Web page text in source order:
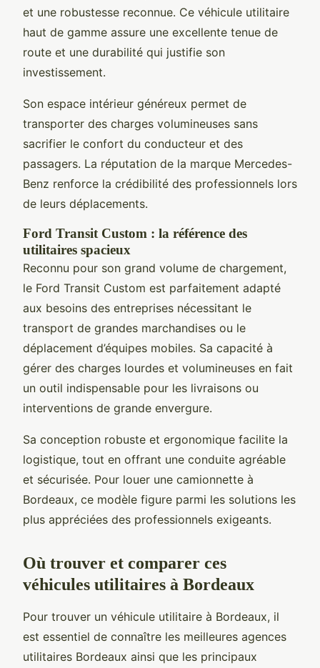
et une robustesse reconnue. Ce véhicule utilitaire
haut de gamme assure une excellente tenue de
route et une durabilité qui justifie son
investissement.
Son espace intérieur généreux permet de
transporter des charges volumineuses sans
sacrifier le confort du conducteur et des
passagers. La réputation de la marque Mercedes-
Benz renforce la crédibilité des professionnels lors
de leurs déplacements.
Ford Transit Custom : la référence des
utilitaires spacieux
Reconnu pour son grand volume de chargement,
le Ford Transit Custom est parfaitement adapté
aux besoins des entreprises nécessitant le
transport de grandes marchandises ou le
déplacement d’équipes mobiles. Sa capacité à
gérer des charges lourdes et volumineuses en fait
un outil indispensable pour les livraisons ou
interventions de grande envergure.
Sa conception robuste et ergonomique facilite la
logistique, tout en offrant une conduite agréable
et sécurisée. Pour louer une camionnette à
Bordeaux, ce modèle figure parmi les solutions les
plus appréciées des professionnels exigeants.
Où trouver et comparer ces
véhicules utilitaires à Bordeaux
Pour trouver un véhicule utilitaire à Bordeaux, il
est essentiel de connaître les meilleures agences
utilitaires Bordeaux ainsi que les principaux